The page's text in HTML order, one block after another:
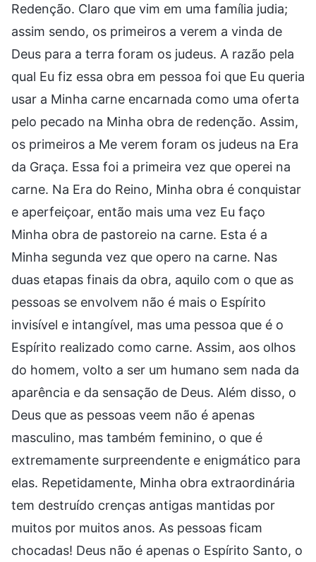
Redenção. Claro que vim em uma família judia;
assim sendo, os primeiros a verem a vinda de
Deus para a terra foram os judeus. A razão pela
qual Eu fiz essa obra em pessoa foi que Eu queria
usar a Minha carne encarnada como uma oferta
pelo pecado na Minha obra de redenção. Assim,
os primeiros a Me verem foram os judeus na Era
da Graça. Essa foi a primeira vez que operei na
carne. Na Era do Reino, Minha obra é conquistar
e aperfeiçoar, então mais uma vez Eu faço
Minha obra de pastoreio na carne. Esta é a
Minha segunda vez que opero na carne. Nas
duas etapas finais da obra, aquilo com o que as
pessoas se envolvem não é mais o Espírito
invisível e intangível, mas uma pessoa que é o
Espírito realizado como carne. Assim, aos olhos
do homem, volto a ser um humano sem nada da
aparência e da sensação de Deus. Além disso, o
Deus que as pessoas veem não é apenas
masculino, mas também feminino, o que é
extremamente surpreendente e enigmático para
elas. Repetidamente, Minha obra extraordinária
tem destruído crenças antigas mantidas por
muitos por muitos anos. As pessoas ficam
chocadas! Deus não é apenas o Espírito Santo, o